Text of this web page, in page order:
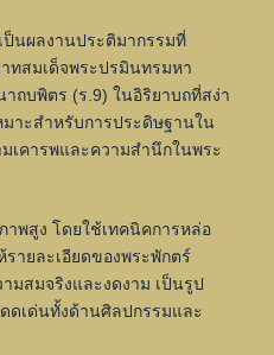
นผลงานประติมากรรมที่
ทสมเด็จพระปรมินทรมหา
ถบพิตร (ร.9) ในอิริยาบถที่สง่า
มาะสำหรับการประดิษฐานใน
เคารพและความสำนึกในพระ
พสูง โดยใช้เทคนิคการหล่อ
ายละเอียดของพระพักตร์
มสมจริงและงดงาม เป็นรูป
ดเด่นทั้งด้านศิลปกรรมและ